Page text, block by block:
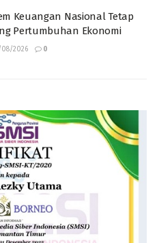
Keuangan Nasional Tetap
Pertumbuhan Ekonomi
2026 0